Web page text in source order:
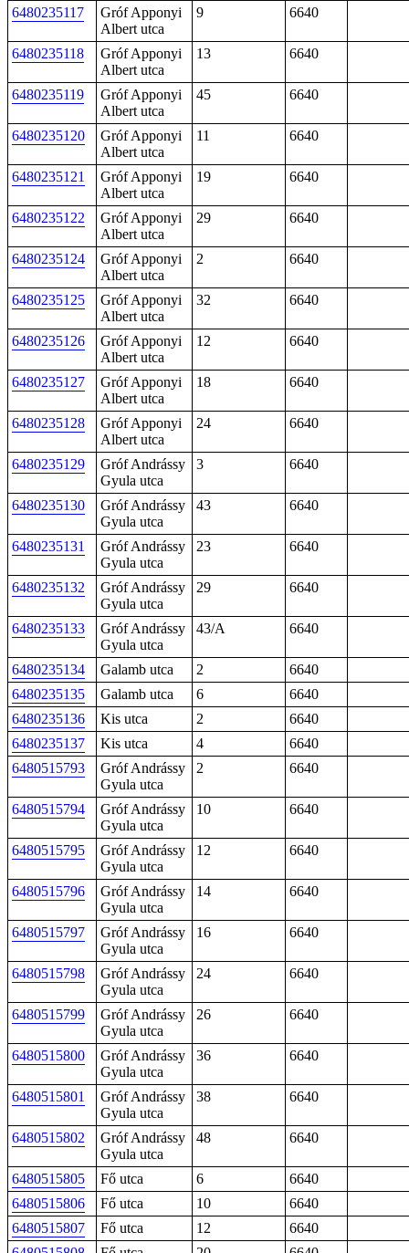
6480235117
Gróf Apponyi
Albert utca
9 6640
6480235118
Gróf Apponyi
Albert utca
13 6640
6480235119
Gróf Apponyi
Albert utca
45 6640
6480235120
Gróf Apponyi
Albert utca
11 6640
6480235121
Gróf Apponyi
Albert utca
19 6640
6480235122
Gróf Apponyi
Albert utca
29 6640
6480235124
Gróf Apponyi
Albert utca
2 6640
6480235125
Gróf Apponyi
Albert utca
32 6640
6480235126
Gróf Apponyi
Albert utca
12 6640
6480235127
Gróf Apponyi
Albert utca
18 6640
6480235128
Gróf Apponyi
Albert utca
24 6640
6480235129
Gróf Andrássy
Gyula utca
3 6640
6480235130
Gróf Andrássy
Gyula utca
43 6640
6480235131
Gróf Andrássy
Gyula utca
23 6640
6480235132
Gróf Andrássy
Gyula utca
29 6640
6480235133
Gróf Andrássy
Gyula utca
43/A 6640
6480235134 Galamb utca 2
6640
6480235135
Galamb utca 6
6640
6480235136
Kis utca 2
6640
6480235137
Kis utca 4
6640
6480515793
Gróf Andrássy
Gyula utca
2 6640
6480515794
Gróf Andrássy
Gyula utca
10 6640
6480515795
Gróf Andrássy
Gyula utca
12 6640
6480515796
Gróf Andrássy
Gyula utca
14 6640
6480515797
Gróf Andrássy
Gyula utca
16 6640
6480515798
Gróf Andrássy
Gyula utca
24 6640
6480515799
Gróf Andrássy
Gyula utca
26 6640
6480515800
Gróf Andrássy
Gyula utca
36 6640
6480515801
Gróf Andrássy
Gyula utca
38 6640
6480515802
Gróf Andrássy
Gyula utca
48 6640
6480515805 Fő utca 6
6640
6480515806
Fő utca 10
6640
6480515807
Fő utca 12
6640